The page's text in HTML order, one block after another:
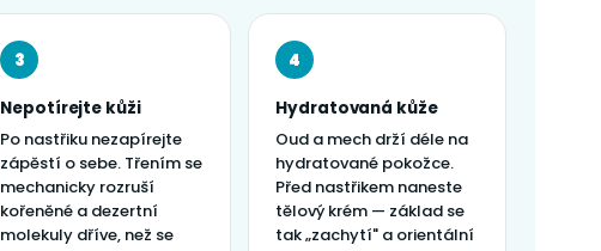
3
Nepotírejte kůži
Po nastřiku nezapírejte
zápěstí o sebe. Třením se
mechanicky rozruší
kořeněné a dezertní
molekuly dříve, než se
4
Hydratovaná kůže
Oud a mech drží déle na
hydratované pokožce.
Před nastřikem naneste
tělový krém — základ se
tak „zachytí" a orientální